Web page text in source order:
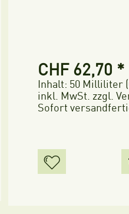
CHF 62,70 *
Inhalt: 50 Milliliter
inkl. MwSt. zzgl.
Sofort